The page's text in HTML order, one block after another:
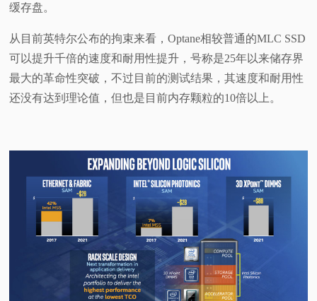
普
体
验
题
缓存盘。
从目前英特尔公布的拘束来看，Optane相较普通的MLC SSD
可以提升千倍的速度和耐用性提升，号称是25年以来储存界
最大的革命性突破，不过目前的测试结果，其速度和耐用性
还没有达到理论值，但也是目前内存颗粒的10倍以上。